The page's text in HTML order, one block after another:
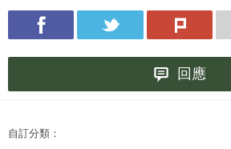
回應
自訂分類：